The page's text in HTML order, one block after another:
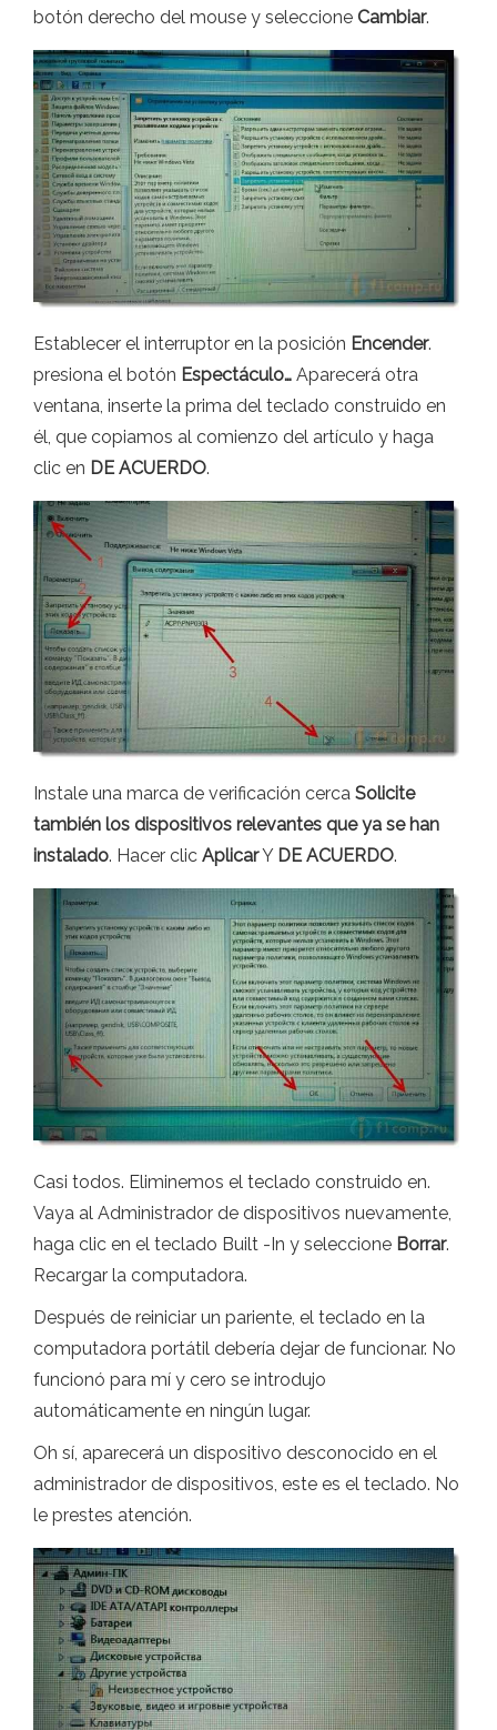
botón derecho del mouse y seleccione Cambiar.
Establecer el interruptor en la posición Encender.
presiona el botón Espectáculo… Aparecerá otra
ventana, inserte la prima del teclado construido en
él, que copiamos al comienzo del artículo y haga
clic en DE ACUERDO.
Instale una marca de verificación cerca Solicite
también los dispositivos relevantes que ya se han
instalado. Hacer clic AplicarY DE ACUERDO.
Casi todos. Eliminemos el teclado construido en.
Vaya al Administrador de dispositivos nuevamente,
haga clic en el teclado Built -In y seleccione Borrar.
Recargar la computadora.
Después de reiniciar un pariente, el teclado en la
computadora portátil debería dejar de funcionar. No
funcionó para mí y cero se introdujo
automáticamente en ningún lugar.
Oh sí, aparecerá un dispositivo desconocido en el
administrador de dispositivos, este es el teclado. No
le prestes atención.